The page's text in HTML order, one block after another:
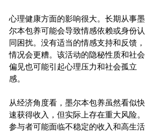
心理健康方面的影响很大。长期从事墨
尔本包养可能会导致情感依赖或身份认
同困扰。没有适当的情感支持和反馈，
情况会更糟。该活动的隐秘性质和社会
偏见也可能引起心理压力和社会孤立
感。
从经济角度看，墨尔本包养虽然看似快
速获得收入，但实际上存在重大风险。
参与者可能面临不稳定的收入和高生活